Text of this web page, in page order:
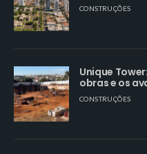
CONSTRUÇÕES
Unique
obras e os
CONSTRUÇÕES